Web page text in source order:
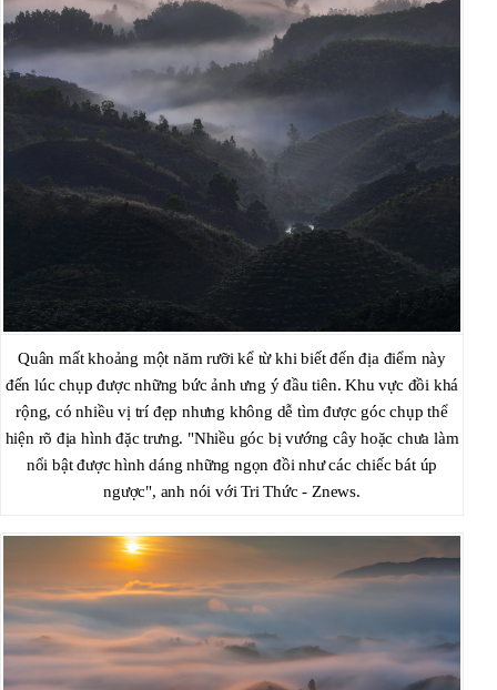
Quân mất khoảng một năm rưỡi kể từ khi biết đến địa điểm này
đến lúc chụp được những bức ảnh ưng ý đầu tiên. Khu vực đồi khá
rộng, có nhiều vị trí đẹp nhưng không dễ tìm được góc chụp thể
hiện rõ địa hình đặc trưng. "Nhiều góc bị vướng cây hoặc chưa làm
nổi bật được hình dáng những ngọn đồi như các chiếc bát úp
ngược", anh nói với Tri Thức - Znews.